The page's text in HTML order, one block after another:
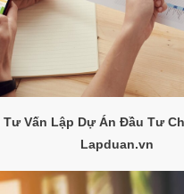
Tư Vấn Lập Dự Án Đầu Tư
Lapduan.vn